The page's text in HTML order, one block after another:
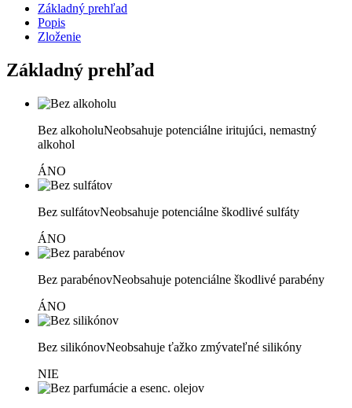
Základný prehľad
Popis
Zloženie
Základný prehľad
Bez alkoholuNeobsahuje potenciálne iritujúci, nemastný
alkohol
ÁNO
Bez sulfátovNeobsahuje potenciálne škodlivé sulfáty
ÁNO
Bez parabénovNeobsahuje potenciálne škodlivé parabény
ÁNO
Bez silikónovNeobsahuje ťažko zmývateľné silikóny
NIE